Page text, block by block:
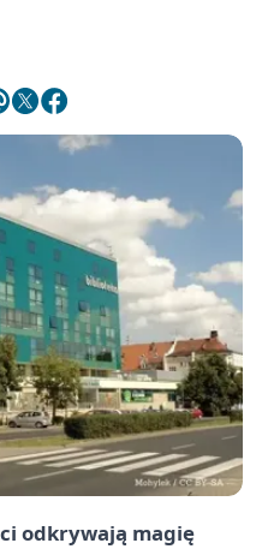
odkrywają magię